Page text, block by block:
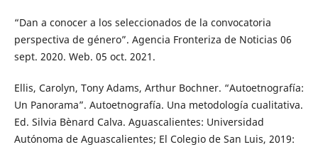
“Dan a conocer a los seleccionados de la convocatoria
perspectiva de género”. Agencia Fronteriza de Noticias 06
sept. 2020. Web. 05 oct. 2021.
Ellis, Carolyn, Tony Adams, Arthur Bochner. “Autoetnografía:
Un Panorama”. Autoetnografía. Una metodología cualitativa.
Ed. Silvia Bènard Calva. Aguascalientes: Universidad
Autónoma de Aguascalientes; El Colegio de San Luis, 2019: